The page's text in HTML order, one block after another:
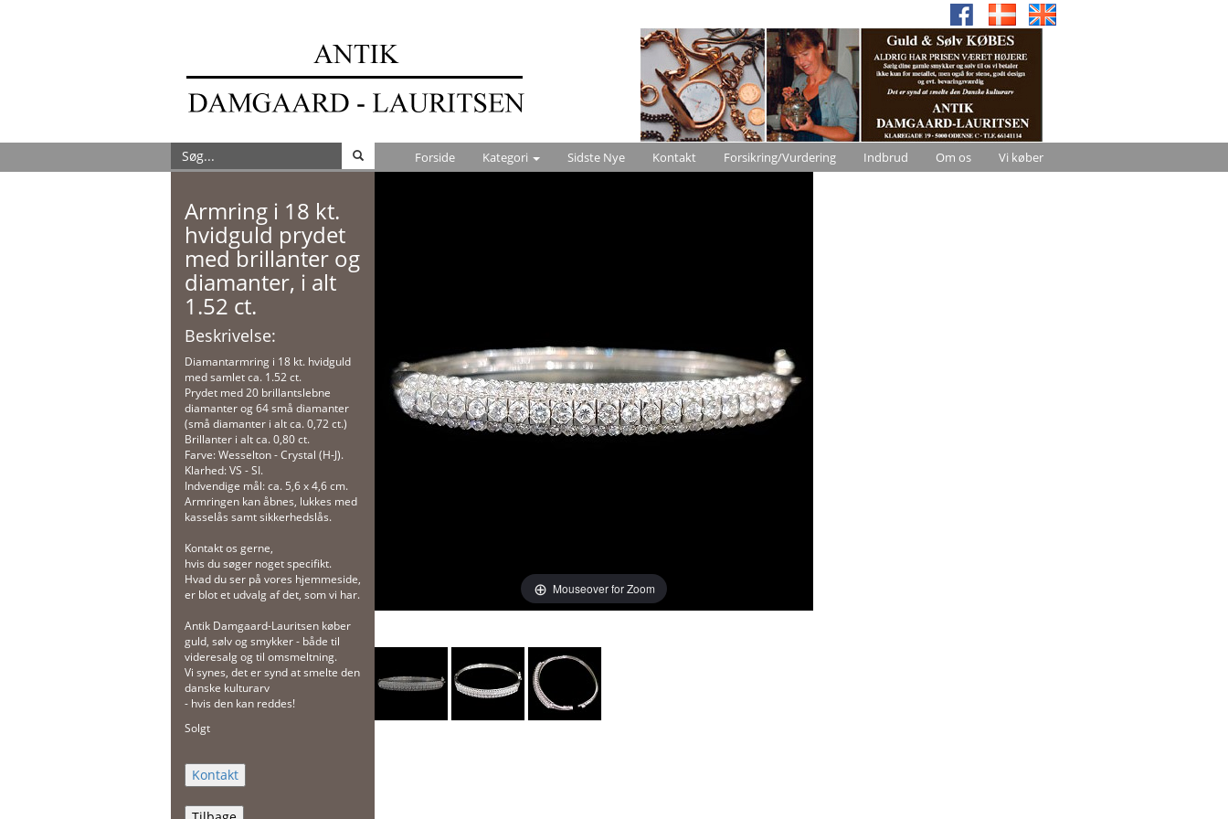
Forside Kategori Sidste Nye Kontakt Forsikring/Vurdering Indbrud Om os Vi køber
Armring i 18 kt.
hvidguld prydet
med brillanter og
diamanter, i alt
1.52 ct.
Beskrivelse:
Diamantarmring i 18 kt. hvidguld
med samlet ca. 1.52 ct.
Prydet med 20 brillantslebne
diamanter og 64 små diamanter
(små diamanter i alt ca. 0,72 ct.)
Brillanter i alt ca. 0,80 ct.
Farve: Wesselton - Crystal (H-J).
Klarhed: VS - SI.
Indvendige mål: ca. 5,6 x 4,6 cm.
Armringen kan åbnes, lukkes med
kasselås samt sikkerhedslås.
Kontakt os gerne,
hvis du søger noget specifikt.
Hvad du ser på vores hjemmeside,
er blot et udvalg af det, som vi har.
Antik Damgaard-Lauritsen køber
guld, sølv og smykker - både til
videresalg og til omsmeltning.
Vi synes, det er synd at smelte den
danske kulturarv
- hvis den kan reddes!
Solgt
Mouseover for Zoom